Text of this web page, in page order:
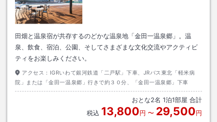
田畑と温泉宿が共存するのどかな温泉地「金田一温泉郷」。温
泉、飲食、宿泊、公園、そしてさまざまな文化交流やアクティビ
ティをお楽しみください。
アクセス： IGRいわて銀河鉄道「二戸駅」下車、JRバス東北「軽米病
院」または「金田一温泉郷」行きで約３０分、「金田一温泉郷」下車
おとな2名 1泊1部屋 合計
税込 13,800円 〜 29,500円